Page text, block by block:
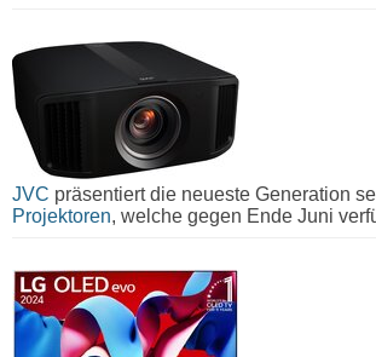
JVC präsentiert die neueste Generation
Projektoren, welche gegen Ende Juni